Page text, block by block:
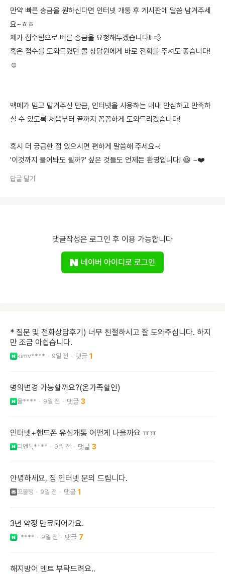
만약 빠른 송금을 원하신다면 인터넷 개통 후 게시판에 말씀 남겨주세
요~ㅎㅎ
제가 접수팀으로 빠른 송금을 요청해두겠습니다!! 💨
혹은 접수를 도와드렸던 콜 상담원에게 바로 전화를 주셔도 좋습니다!
☺️
백메가 믿고 맡겨주신 만큼, 인터넷을 사용하는 내내 안심하고 만족하
실 수 있도록 처음부터 끝까지 꼼꼼하게 도와드리겠습니다!
혹시 더 궁금한 점 있으시면 편하게 말씀해 주세요~!
'이것까지 물어봐도 될까?' 싶은 것들도 언제든 환영입니다! 😆 ~❤️
답글 달기
댓글작성은 로그인 후 이용 가능합니다
네이버 아이디로 로그인
* 질문 및 전화상담후기) 너무 친절하시고 잘 도와주십니다. 하지
만 조금 아쉽습니다.
kimv**** 9일 전 1
명의변경 가능할까요?(온가족할인)
울**** 9일 전 3
인터넷+핸드폰 유심개통 어떤게 나을까요 ㅠㅠ
티앤톡**** 9일 전 3
안녕하세요, 집 인터넷 문의 드립니다.
꼬물탱 9일 전 1
3년 약정 만료되어가요.
F**** 9일 전 7
해지방어 멘트 부탁드려요..